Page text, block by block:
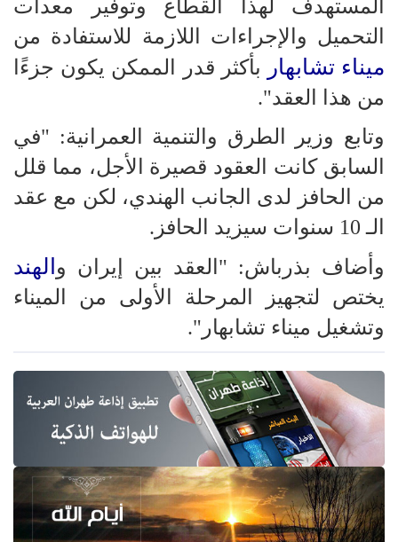
المستهدف لهذا القطاع وتوفير معدات
التحميل والإجراءات اللازمة للاستفادة من
ميناء تشابهار
بأكثر قدر الممكن يكون جزءًا
من هذا العقد".
وتابع وزير الطرق والتنمية العمرانية: "في
السابق كانت العقود قصيرة الأجل، مما قلل
من الحافز لدى الجانب الهندي، لكن مع عقد
الـ 10 سنوات سيزيد الحافز.
وأضاف بذرباش: "العقد بين إيران و الهند
يختص لتجهيز المرحلة الأولى من الميناء
وتشغيل ميناء تشابهار".